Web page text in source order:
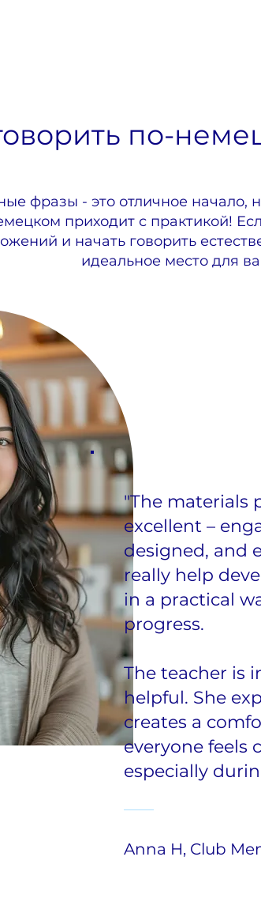
по-
фразы - это отличное начало,
приходит с практикой!
и начать говорить
идеальное место для
"The materials
excellent –
designed, and
really help
in a practical
progress.
The teacher is
helpful. She
creates a
everyone feels
especially
Anna H, Club